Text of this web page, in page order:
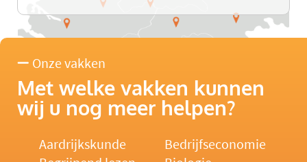
Onze vakken
Met welke vakken kunnen
wij u nog meer helpen?
Aardrijkskunde
Bedrijfseconomie